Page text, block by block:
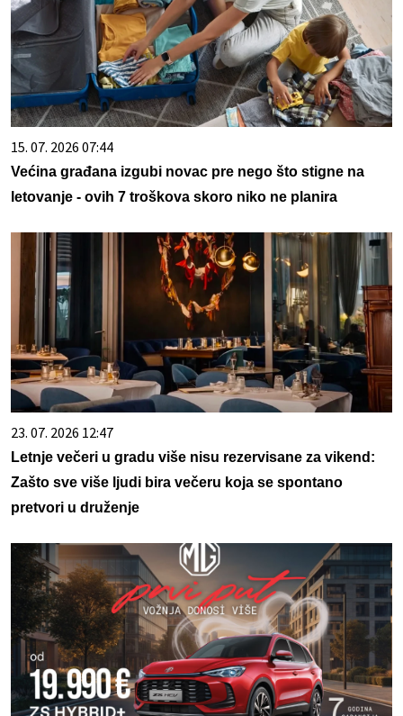
15. 07. 2026 07:44
Većina građana izgubi novac pre nego što stigne na
letovanje - ovih 7 troškova skoro niko ne planira
23. 07. 2026 12:47
Letnje večeri u gradu više nisu rezervisane za vikend:
Zašto sve više ljudi bira večeru koja se spontano
pretvori u druženje